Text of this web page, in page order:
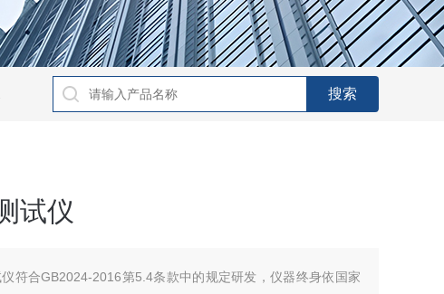
试仪
符合GB2024-2016第5.4条款中的规定研发，仪器终身依国家